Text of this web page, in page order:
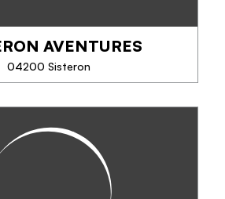
TÉLÉPHONE
SAVOIR PLUS
AVENTURES
04200 Sisteron
tout en jouant avec vos
les différents parcours de Sisteron
grands et les petits. Le parc